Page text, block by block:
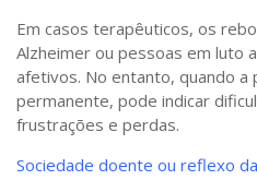
Em casos terapêuticos, os
Alzheimer ou pessoas em luto
afetivos. No entanto, quando
permanente, pode indicar
frustrações e perdas.
Sociedade doente ou reflexo